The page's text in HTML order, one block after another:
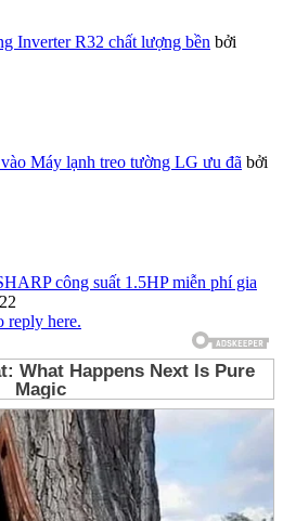
Inverter R32 chất lượng bền bởi
Máy lạnh treo tường LG ưu đã bởi
công suất 1.5HP miễn phí gia
reply here.